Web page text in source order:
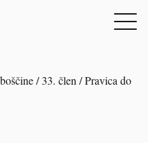
/ 33. člen / Pravica do